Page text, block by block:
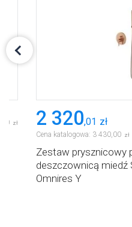
00 zł 2 320,01 zł
Cena katalogowa: 3 430 00 zł
Zestaw prysznicowy
deszczownicą miedź
Omnires Y